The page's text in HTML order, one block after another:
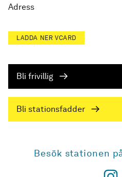
Adress
LADDA NER VCARD
Bli frivillig
Bli stationsfadder
Besök stationen